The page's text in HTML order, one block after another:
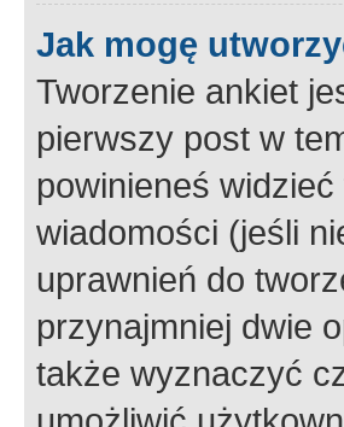
Jak mogę
Tworzenie ankiet
pierwszy post w
powinieneś
wiadomości (jeśli
uprawnień do
przynajmniej dwie
także wyznaczyć